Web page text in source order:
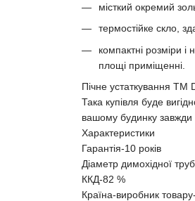
місткий окремий
термостійке скло,
компактні розміри
площі приміщенні.
Пічне устаткування ТМ
Така купівля буде
вашому будинку завжди
Характеристики
Гарантія-10 років
Діаметр димохідної
ККД-82 %
Країна-виробник товару-